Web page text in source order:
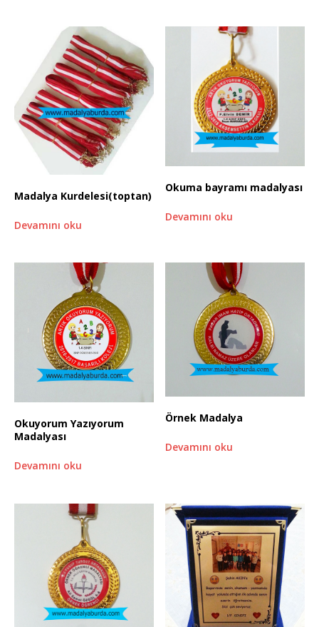
Madalya Kurdelesi(toptan)
Devamını oku
Okuma bayramı madalyası
Devamını oku
Okuyorum Yazıyorum
Madalyası
Devamını oku
Örnek Madalya
Devamını oku